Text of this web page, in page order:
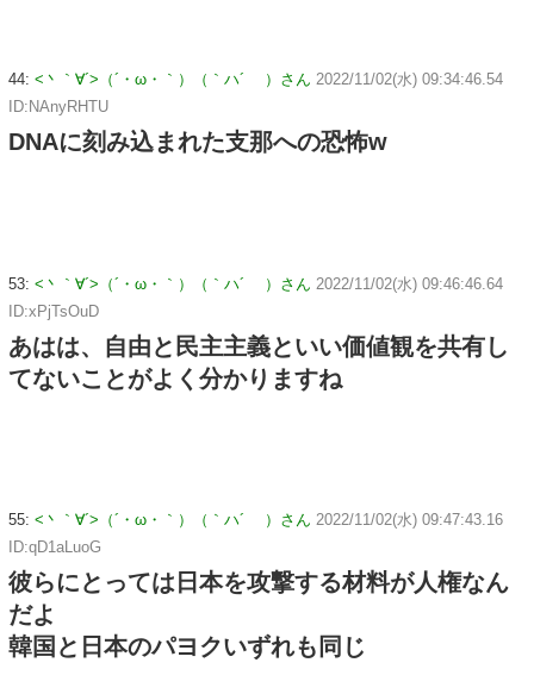
44: <丶｀∀´>（´・ω・｀）（｀ハ´ ）さん 2022/11/02(水) 09:34:46.54
ID:NAnyRHTU
DNAに刻み込まれた支那への恐怖w
53: <丶｀∀´>（´・ω・｀）（｀ハ´ ）さん 2022/11/02(水) 09:46:46.64
ID:xPjTsOuD
あはは、自由と民主主義といい価値観を共有し
てないことがよく分かりますね
55: <丶｀∀´>（´・ω・｀）（｀ハ´ ）さん 2022/11/02(水) 09:47:43.16
ID:qD1aLuoG
彼らにとっては日本を攻撃する材料が人権なん
だよ
韓国と日本のパヨクいずれも同じ